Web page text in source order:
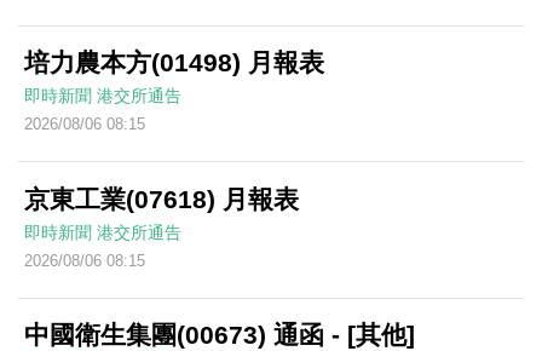
培力農本方(01498) 月報表
即時新聞 港交所通告
2026/08/06 08:15
京東工業(07618) 月報表
即時新聞 港交所通告
2026/08/06 08:15
中國衛生集團(00673) 通函 - [其他]